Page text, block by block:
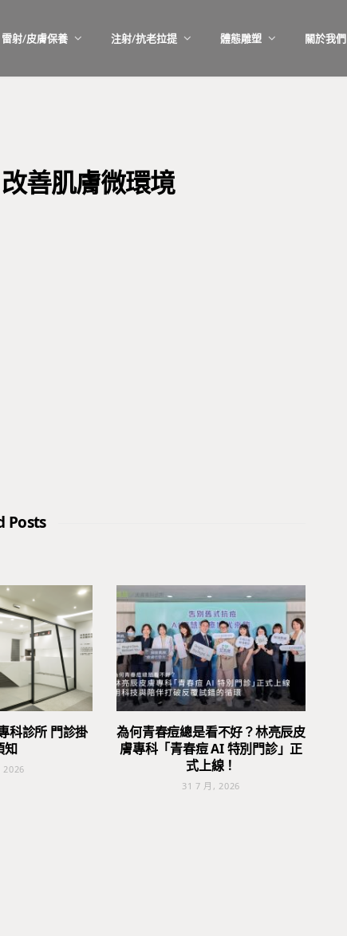
雷射/皮膚保養 注射/抗老拉提 體態雕塑 關於我們
善肌膚微環境
Posts
科診所 門診掛
知
2026
為何青春痘總是看不好？林亮辰皮
膚專科「青春痘 AI 特別門診」正
式上線！
31 7 月, 2026